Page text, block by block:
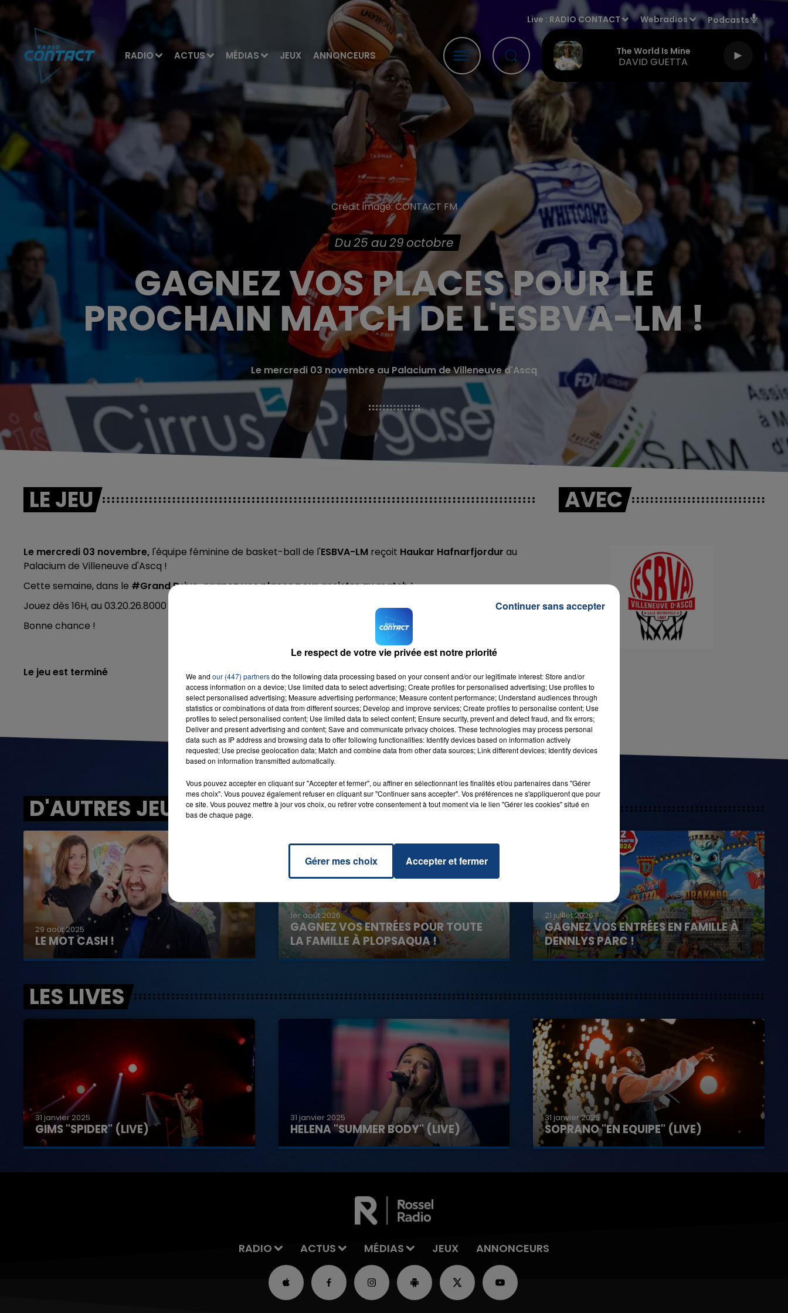
RADIO ACTUS MÉDIAS JEUX ANNONCEURS
Live : RADIO CONTACT Webradios Podcasts
The World Is Mine
DAVID GUETTA
LA TEAM DE L'ÉTÉ
Crédit image:CONTACT FM
Du 25 au 29 octobre
GAGNEZ VOS PLACES POUR LE
PROCHAIN MATCH DE L'ESBVA-LM !
Le mercredi 03 novembre au Palacium de Villeneuve d'Ascq
LE JEU
Le mercredi 03 novembre, l'équipe féminine de basket-ball de l'ESBVA-LM reçoit Haukar Hafnarfjordur au
Palacium de Villeneuve d'Ascq !
Cette semaine, dans le #Grand Drive,gagnez vos places pour assister au match!
Jouez dès 16H, au 03.20.26.8000 ou en remplissant le formulaire ci-dessous.
Bonne chance !
Le jeu est terminé
AVEC
D'AUTRES JEUX
29 août 2025
LE MOT CASH !
1er août 2026
GAGNEZ VOS ENTRÉES POUR TOUTE
LA FAMILLE À PLOPSAQUA !
21 juillet 2026
GAGNEZ VOS ENTRÉES EN FAMILLE À
DENNLYS PARC !
LES LIVES
31 janvier 2025
GIMS "SPIDER" (LIVE)
31 janvier 2025
HELENA "SUMMER BODY" (LIVE)
31 janvier 2025
SOPRANO "EN EQUIPE" (LIVE)
RADIO ACTUS MÉDIAS JEUX ANNONCEURS
Le respect de votre vie privée est notre priorité
We and our (447) partnersdo the following data processing based on your consent and/or our legitimate interest: Store and/or
access information on a device; Use limited data to select advertising; Create profiles for personalised advertising; Use profiles to
select personalised advertising; Measure advertising performance; Measure content performance; Understand audiences through
statistics or combinations of data from different sources; Develop and improve services; Create profiles to personalise content; Use
profiles to select personalised content; Use limited data to select content; Ensure security, prevent and detect fraud, and fix errors;
Deliver and present advertising and content; Save and communicate privacy choices. These technologies may process personal
data such as IP address and browsing data to offer following functionalities: Identify devices based on information actively
requested; Use precise geolocation data; Match and combine data from other data sources; Link different devices; Identify devices
based on information transmitted automatically.
Vous pouvez accepter en cliquant sur "Accepter et fermer", ou affiner en sélectionnant les finalités et/ou partenaires dans "Gérer
mes choix". Vous pouvez également refuser en cliquant sur "Continuer sans accepter". Vos préférences ne s'appliqueront que pour
ce site. Vous pouvez mettre à jour vos choix, ou retirer votre consentement à tout moment via le lien "Gérer les cookies" situé en
bas de chaque page.
Gérer mes choix Accepter et fermer
Continuer sans accepter